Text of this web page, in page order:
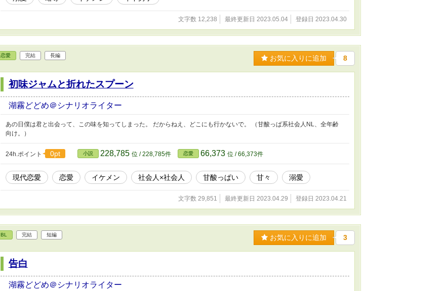
文字数 12,238 最終更新日 2023.05.04 登録日 2023.04.30
恋愛 完結 長編 お気に入りに追加 8
初味ジャムと折れたスプーン
湖霧どどめ＠シナリオライター
あの日僕は君と出会って、この味を知ってしまった。 だからねえ、どこにも行かないで。 （甘酸っぱ系社会人NL、全年齢
向け。）
24h.ポイント 0pt 小説 228,785 位 / 228,785件 恋愛 66,373 位 / 66,373件
現代恋愛 恋愛 イケメン 社会人×社会人 甘酸っぱい 甘々 溺愛
文字数 29,851 最終更新日 2023.04.29 登録日 2023.04.21
BL 完結 短編 お気に入りに追加 3
告白
湖霧どどめ＠シナリオライター